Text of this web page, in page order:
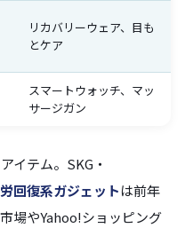
リカバリーウェア、目も
とケア
スマートウォッチ、マッ
サージガン
イテム。SKG・
回復系ガジェットは前年
場やYahoo!ショッピング